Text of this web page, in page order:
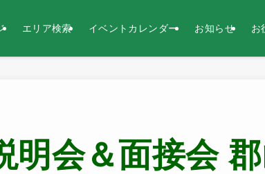
エリア検索 イベントカレンダー お知らせ お
明会＆面接会